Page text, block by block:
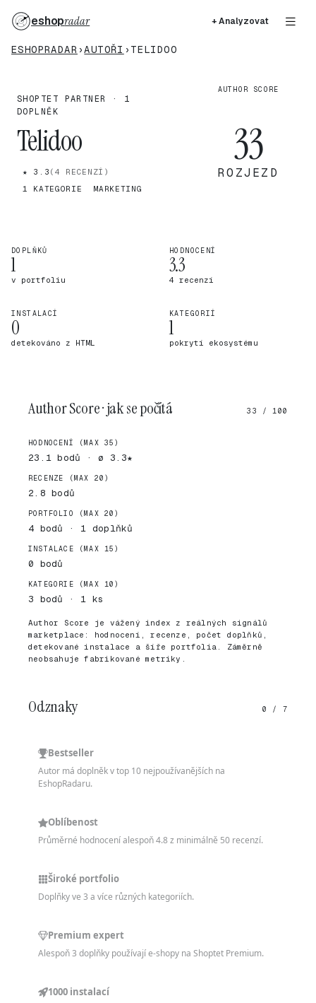
eshopradar + Analyzovat
ESHOPRADAR ›AUTOŘI › TELIDOO
SHOPTET PARTNER · 1
DOPLNĚK
Telidoo
★ 3.3 (4 RECENZÍ)
1 KATEGORIE
MARKETING
AUTHOR SCORE
33
ROZJEZD
DOPLŇKŮ
1
v portfoliu
HODNOCENÍ
3.3
4 recenzí
INSTALACÍ
0
detekováno z HTML
KATEGORIÍ
1
pokrytí ekosystému
Author Score · jak se počítá 33 / 100
HODNOCENÍ (MAX 35)
23.1 bodů · ø 3.3★
RECENZE (MAX 20)
2.8 bodů
PORTFOLIO (MAX 20)
4 bodů · 1 doplňků
INSTALACE (MAX 15)
0 bodů
KATEGORIE (MAX 10)
3 bodů · 1 ks
Author Score je vážený index z reálných signálů
marketplace: hodnocení, recenze, počet doplňků,
detekované instalace a šíře portfolia. Záměrně
neobsahuje fabrikované metriky.
Odznaky 0 / 7
Bestseller
Autor má doplněk v top 10 nejpoužívanějších na
EshopRadaru.
Oblíbenost
Průměrné hodnocení alespoň 4.8 z minimálně 50 recenzí.
Široké portfolio
Doplňky ve 3 a více různých kategoriích.
Premium expert
Alespoň 3 doplňky používají e-shopy na Shoptet Premium.
1000 instalací